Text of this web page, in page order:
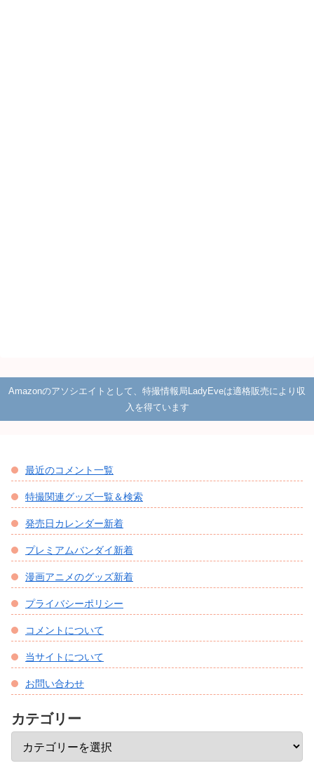
Amazonのアソシエイトとして、特撮情報局LadyEveは適格販売により収
入を得ています
最近のコメント一覧
特撮関連グッズ一覧＆検索
発売日カレンダー新着
プレミアムバンダイ新着
漫画アニメのグッズ新着
プライバシーポリシー
コメントについて
当サイトについて
お問い合わせ
カテゴリー